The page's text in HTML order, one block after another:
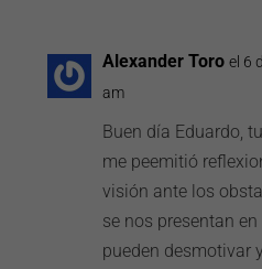
Alexander Toro el 6
am
Buen día Eduardo,
me peemitió
visión ante los
se nos presentan
pueden desmotivar